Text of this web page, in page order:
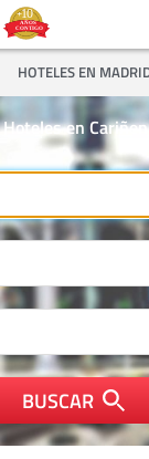
HOTELES EN
Hoteles en
BUSCAR